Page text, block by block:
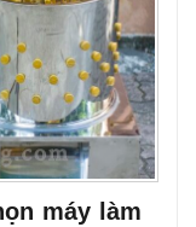
máy làm